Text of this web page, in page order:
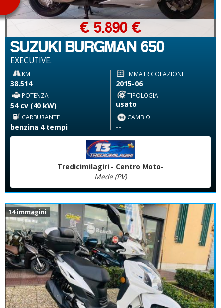
SUZUKI BURGMAN 650
EXECUTIVE.
€ 5.890 €
KM
38.514
IMMATRICOLAZIONE
2015-06
POTENZA
54 cv (40 kW)
TIPOLOGIA
usato
CARBURANTE
benzina 4 tempi
CAMBIO
--
Tredicimilagiri - Centro Moto-
Mede (PV)
14 immagini